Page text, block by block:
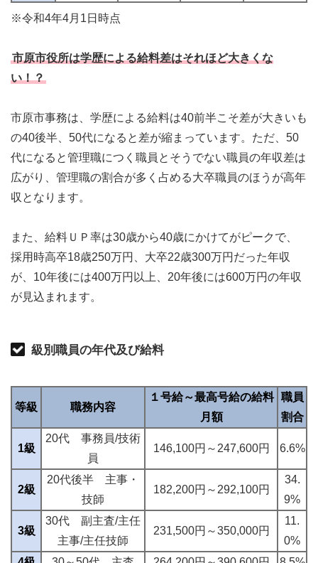
※令和4年4月1日時点
市原市役所は学歴による給料差はそれほど大きくな
い！？
市原市事務は、学歴による給料は40前半こそ差が大きいも
の40後半、50代になると差が縮まっています。ただ、50
代になると管理職につく職員とそうでない職員の年収差は
広がり、管理職の割合が多く占める大卒職員のほうが高年
収となります。
また、給料ＵＰ率は30歳から40歳にかけてがピークで、
採用時高卒18歳250万円、大卒22歳300万円だった年収
が、10年後には400万円以上、20年後には600万円の年収
が見込まれます。
級別職員の年代及び給料
等級 職務内容
１号給～最高号給の給料
月額
職員
割合
1級
20代 事務員/技術
員
146,100円～247,600円 6.6%
2級
20代後半 主事・
技師
182,200円～292,100円
34.
9%
3級
30代 副主査/主任
主事/主任技師
231,500円～350,000円
11.
0%